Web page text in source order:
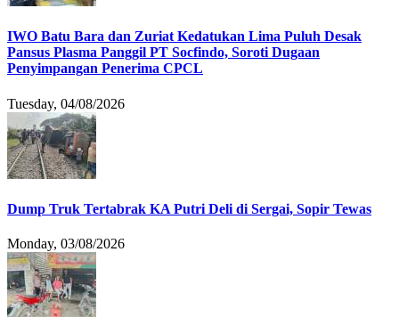
IWO Batu Bara dan Zuriat Kedatukan Lima Puluh Desak
Pansus Plasma Panggil PT Socfindo, Soroti Dugaan
Penyimpangan Penerima CPCL
Tuesday, 04/08/2026
Dump Truk Tertabrak KA Putri Deli di Sergai, Sopir Tewas
Monday, 03/08/2026